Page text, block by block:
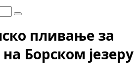
пливање за
Борском језеру